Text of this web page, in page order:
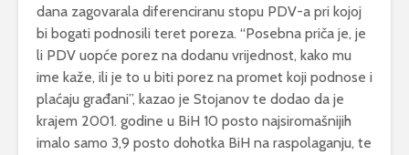
dana zagovarala diferenciranu stopu PDV-a pri kojoj
bi bogati podnosili teret poreza. “Posebna priča je, je
li PDV uopće porez na dodanu vrijednost, kako mu
ime kaže, ili je to u biti porez na promet koji podnose i
plaćaju građani”, kazao je Stojanov te dodao da je
krajem 2001. godine u BiH 10 posto najsiromašnijih
imalo samo 3,9 posto dohotka BiH na raspolaganju, te